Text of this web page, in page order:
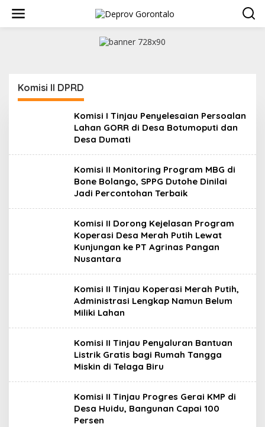
w
Komisi II DPRD
Komisi I Tinjau Penyelesaian Persoalan
Lahan GORR di Desa Botumoputi dan
Desa Dumati
Komisi II Monitoring Program MBG di
Bone Bolango, SPPG Dutohe Dinilai
Jadi Percontohan Terbaik
Komisi II Dorong Kejelasan Program
Koperasi Desa Merah Putih Lewat
Kunjungan ke PT Agrinas Pangan
Nusantara
Komisi II Tinjau Koperasi Merah Putih,
Administrasi Lengkap Namun Belum
Miliki Lahan
Komisi II Tinjau Penyaluran Bantuan
Listrik Gratis bagi Rumah Tangga
Miskin di Telaga Biru
Komisi II Tinjau Progres Gerai KMP di
Desa Huidu, Bangunan Capai 100
Persen